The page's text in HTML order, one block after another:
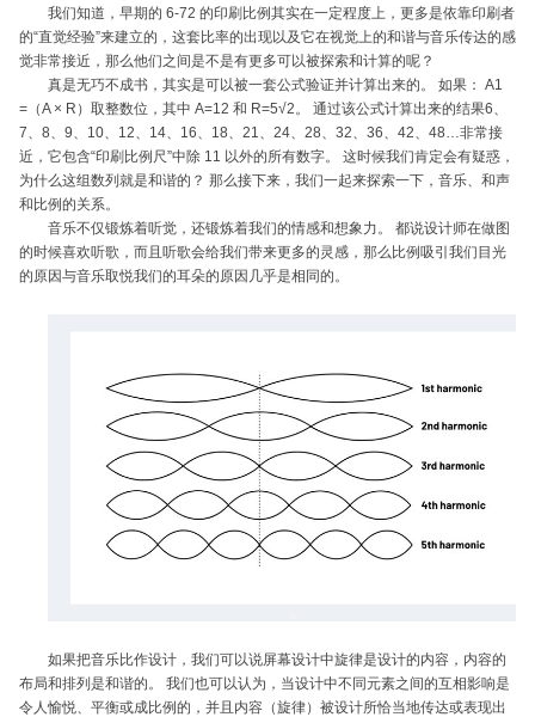
我们知道，早期的 6-72 的印刷比例其实在一定程度上，更多是依靠印刷者
的“直觉经验”来建立的，这套比率的出现以及它在视觉上的和谐与音乐传达的感
觉非常接近，那么他们之间是不是有更多可以被探索和计算的呢？
真是无巧不成书，其实是可以被一套公式验证并计算出来的。 如果： A1
=（A × R）取整数位，其中 A=12 和 R=5√2。 通过该公式计算出来的结果6、
7、8、9、10、12、14、16、18、21、24、28、32、36、42、48…非常接
近，它包含“印刷比例尺”中除 11 以外的所有数字。 这时候我们肯定会有疑惑，
为什么这组数列就是和谐的？ 那么接下来，我们一起来探索一下，音乐、和声
和比例的关系。
音乐不仅锻炼着听觉，还锻炼着我们的情感和想象力。 都说设计师在做图
的时候喜欢听歌，而且听歌会给我们带来更多的灵感，那么比例吸引我们目光
的原因与音乐取悦我们的耳朵的原因几乎是相同的。
如果把音乐比作设计，我们可以说屏幕设计中旋律是设计的内容，内容的
布局和排列是和谐的。 我们也可以认为，当设计中不同元素之间的互相影响是
令人愉悦、平衡或成比例的，并且内容（旋律）被设计所恰当地传达或表现出